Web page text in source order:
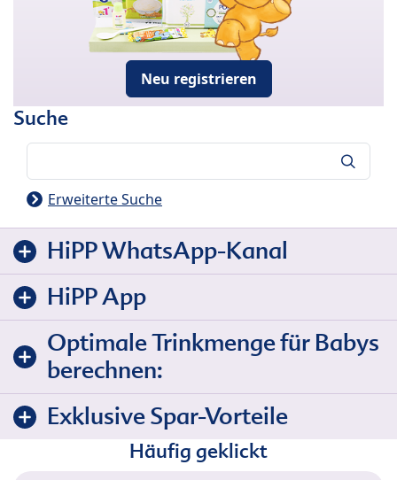
Neu registrieren
Suche
Erweiterte Suche
HiPP WhatsApp-Kanal
HiPP App
Optimale Trinkmenge für Babys
berechnen:
Exklusive Spar-Vorteile
Häufig geklickt